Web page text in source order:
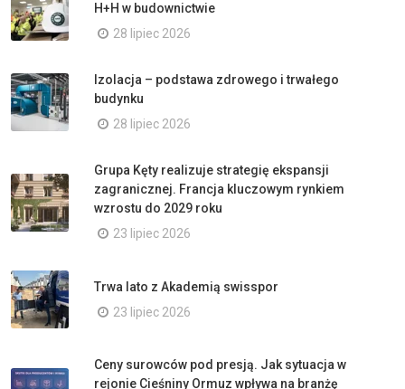
H+H w budownictwie
28 lipiec 2026
Izolacja – podstawa zdrowego i trwałego
budynku
28 lipiec 2026
Grupa Kęty realizuje strategię ekspansji
zagranicznej. Francja kluczowym rynkiem
wzrostu do 2029 roku
23 lipiec 2026
Trwa lato z Akademią swisspor
23 lipiec 2026
Ceny surowców pod presją. Jak sytuacja w
rejonie Cieśniny Ormuz wpływa na branżę